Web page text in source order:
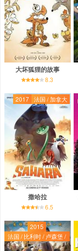
大坏狐狸的故事
8.3
2017 法国 / 加拿大
撒哈拉
6.5
2015
法国 / 比利时 / 卢森堡 /
大陆